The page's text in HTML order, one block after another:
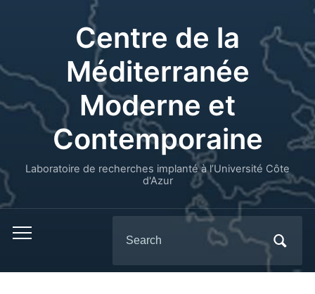
Centre de la
Méditerranée
Moderne et
Contemporaine
Laboratoire de recherches implanté à l’Université Côte
d'Azur
for: